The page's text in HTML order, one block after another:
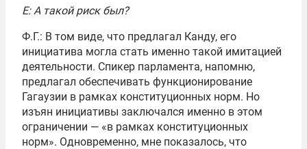
Е: А такой риск был?
Ф.Г.: В том виде, что предлагал Канду, его
инициатива могла стать именно такой имитацией
деятельности. Спикер парламента, напомню,
предлагал обеспечивать функционирование
Гагаузии в рамках конституционных норм. Но
изъян инициативы заключался именно в этом
ограничении — «в рамках конституционных
норм». Одновременно, мне показалось, что